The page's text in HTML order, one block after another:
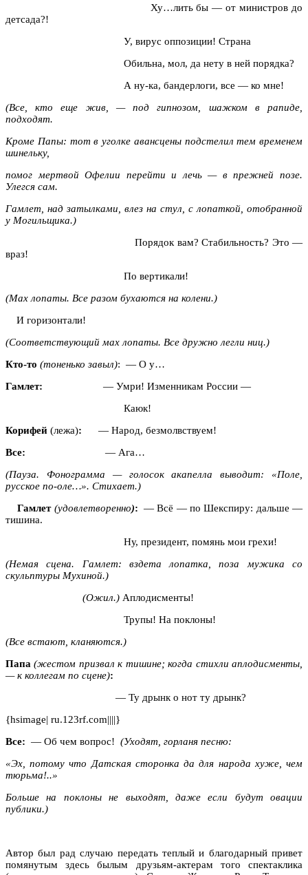
Ху…лить бы — от министров до
детсада?!
У, вирус оппозиции! Страна
Обильна, мол, да нету в ней порядка?
А ну-ка, бандерлоги, все — ко мне!
(Все, кто еще жив, — под гипнозом, шажком в рапиде,
подходят.
Кроме Папы: тот в уголке авансцены подстелил тем временем
шинельку,
помог мертвой Офелии перейти и лечь — в прежней позе.
Улегся сам.
Гамлет, над затылками, влез на стул, с лопаткой, отобранной
у Могильщика.)
Порядок вам? Стабильность? Это —
враз!
По вертикали!
(Мах лопаты. Все разом бухаются на колени.)
И горизонтали!
(Соответствующий мах лопаты. Все дружно легли ниц.)
Кто-то (тоненько завыл): — О у…
Гамлет: — Умри! Изменникам России —
Каюк!
Корифей (лежа): — Народ, безмолвствуем!
Все: — Ага…
(Пауза. Фонограмма — голосок акапелла выводит: «Поле,
русское по-оле…». Стихает.)
Гамлет (удовлетворенно): — Всё — по Шекспиру: дальше —
тишина.
Ну, президент, помянь мои грехи!
(Немая сцена. Гамлет: вздета лопатка, поза мужика со
скульптуры Мухиной.)
(Ожил.) Аплодисменты!
Трупы! На поклоны!
(Все встают, кланяются.)
Папа (жестом призвал к тишине; когда стихли аплодисменты,
— к коллегам по сцене):
— Ту дрынк о нот ту дрынк?
{hsimage| ru.123rf.com||||}
Все: — Об чем вопрос! (Уходят, горланя песню:
«Эх, потому что Датская сторонка да для народа хуже, чем
тюрьма!..»
Больше на поклоны не выходят, даже если будут овации
публики.)
Автор был рад случаю передать теплый и благодарный привет
помянутым здесь былым друзьям-актерам того спектаклика